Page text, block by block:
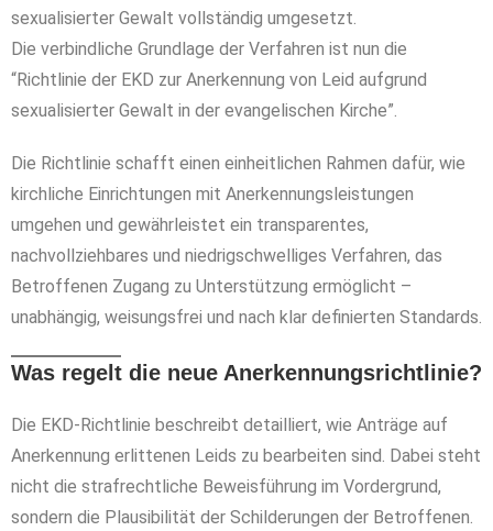
sexualisierter Gewalt vollständig umgesetzt.
Die verbindliche Grundlage der Verfahren ist nun die
“Richtlinie der EKD zur Anerkennung von Leid aufgrund
sexualisierter Gewalt in der evangelischen Kirche”.
Die Richtlinie schafft einen einheitlichen Rahmen dafür, wie
kirchliche Einrichtungen mit Anerkennungsleistungen
umgehen und gewährleistet ein transparentes,
nachvollziehbares und niedrigschwelliges Verfahren, das
Betroffenen Zugang zu Unterstützung ermöglicht –
unabhängig, weisungsfrei und nach klar definierten Standards.
Was regelt die neue Anerkennungsrichtlinie?
Die EKD‑Richtlinie beschreibt detailliert, wie Anträge auf
Anerkennung erlittenen Leids zu bearbeiten sind. Dabei steht
nicht die strafrechtliche Beweisführung im Vordergrund,
sondern die Plausibilität der Schilderungen der Betroffenen.